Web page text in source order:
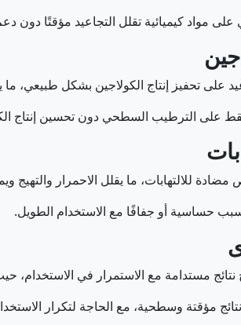
على مواد كيميائية تقلل التجاعيد مؤقتًا دون
على تحفيز إنتاج الكولاجين بشكل طبيعي،
فقط على الترطيب السطحي دون تحسين إنتاج
للالتهابات، ما يقلل الاحمرار والتهيج
حساسية أو جفافًا مع الاستخدام الطويل.
مستدامة مع الاستمرار في الاستخدام،
نتائج مؤقتة وسطحية، مع الحاجة لتكرار